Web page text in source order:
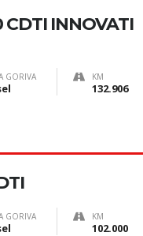
CDTI INNOVATI
GORIVA KM
132.906
GORIVA KM
102.000